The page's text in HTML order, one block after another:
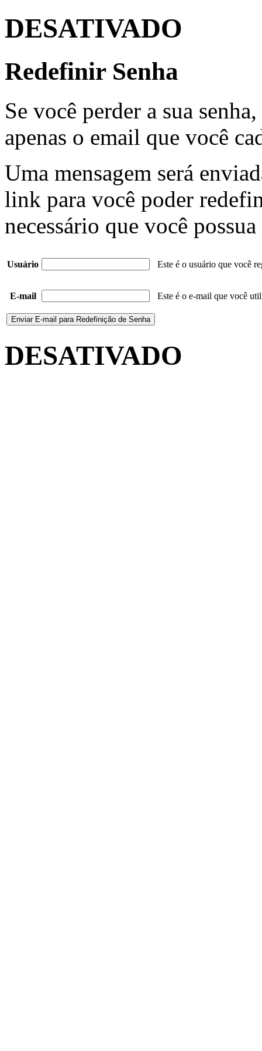
DESATIVADO
Redefinir Senha
Se você perder a sua
apenas o email que você
Uma mensagem será
link para você poder
necessário que você
Usuário Este é o usuário que você
E-mail Este é o e-mail que você
DESATIVADO